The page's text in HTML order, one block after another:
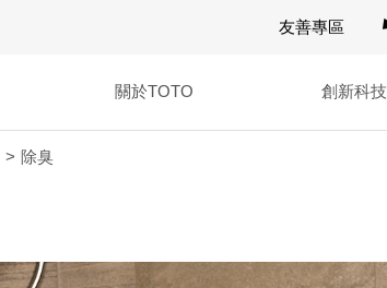
友善專區
關於TOTO 創新科技
除臭